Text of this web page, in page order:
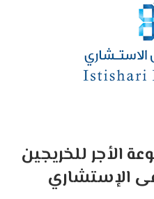
الأجر للخريجين
الإستشاري